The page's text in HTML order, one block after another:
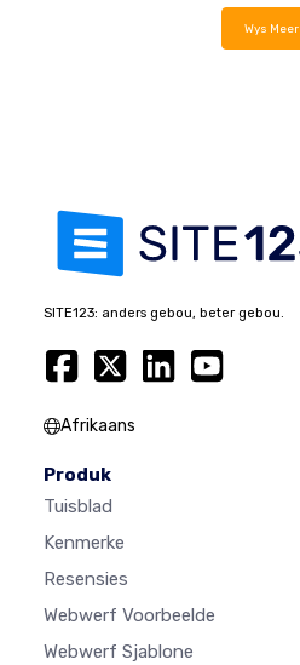
Wys Meer
SITE123: anders gebou, beter gebou.
Afrikaans
Produk
Tuisblad
Kenmerke
Resensies
Webwerf Voorbeelde
Webwerf Sjablone